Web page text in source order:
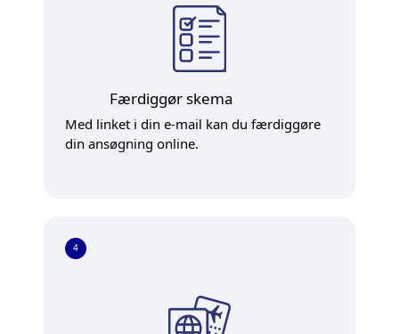
Færdiggør skema
Med linket i din e-mail kan du færdiggøre
din ansøgning online.
4